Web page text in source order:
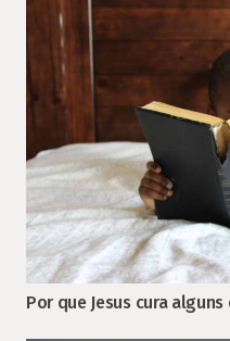
Por que Jesus cura